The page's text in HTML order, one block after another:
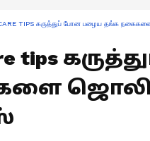
TIPS கருத்துப் போன பழைய தங்க
tips